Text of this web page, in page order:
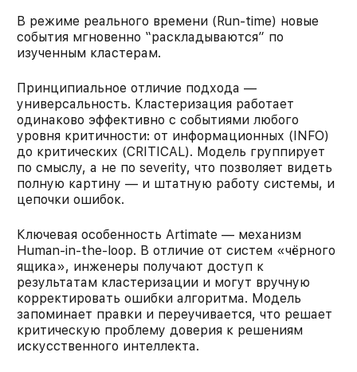
В режиме реального времени (Run-time) новые
события мгновенно “раскладываются” по
изученным кластерам.
Принципиальное отличие подхода —
универсальность. Кластеризация работает
одинаково эффективно с событиями любого
уровня критичности: от информационных (INFO)
до критических (CRITICAL). Модель группирует
по смыслу, а не по severity, что позволяет видеть
полную картину — и штатную работу системы, и
цепочки ошибок.
Ключевая особенность Artimate — механизм
Human-in-the-loop. В отличие от систем «чёрного
ящика», инженеры получают доступ к
результатам кластеризации и могут вручную
корректировать ошибки алгоритма. Модель
запоминает правки и переучивается, что решает
критическую проблему доверия к решениям
искусственного интеллекта.